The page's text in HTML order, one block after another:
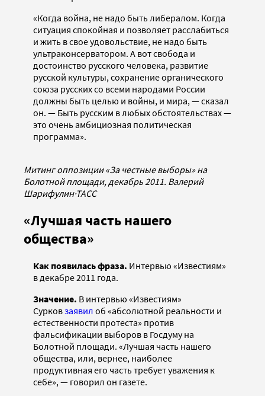
«Когда война, не надо быть либералом. Когда
ситуация спокойная и позволяет расслабиться
и жить в свое удовольствие, не надо быть
ультраконсерватором. А вот свобода и
достоинство русского человека, развитие
русской культуры, сохранение органического
союза русских со всеми народами России
должны быть целью и войны, и мира, — сказал
он. — Быть русским в любых обстоятельствах —
это очень амбициозная политическая
программа».
Митинг оппозиции «За честные выборы» на
Болотной площади, декабрь 2011. Валерий
Шарифулин·ТАСС
«Лучшая часть нашего
общества»
Как появилась фраза. Интервью «Известиям»
в декабре 2011 года.
Значение. В интервью «Известиям»
Сурковзаявил об «абсолютной реальности и
естественности протеста» против
фальсификации выборов в Госдуму на
Болотной площади. «Лучшая часть нашего
общества, или, вернее, наиболее
продуктивная его часть требует уважения к
себе», — говорил он газете.